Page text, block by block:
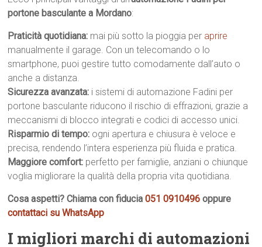
portone basculante a Mordano:
Praticità quotidiana: mai più sotto la pioggia per aprire
manualmente il garage. Con un telecomando o lo
smartphone, puoi gestire tutto comodamente dall’auto o
anche a distanza.
Sicurezza avanzata: i sistemi di automazione Fadini per
portone basculante riducono il rischio di effrazioni, grazie a
meccanismi di blocco integrati e codici di accesso unici.
Risparmio di tempo: ogni apertura e chiusura è veloce e
precisa, rendendo l’intera esperienza più fluida e pratica.
Maggiore comfort: perfetto per famiglie, anziani o chiunque
voglia migliorare la qualità della propria vita quotidiana.
Cosa aspetti? Chiama con fiducia051 0910496 oppure
contattaci su WhatsApp
I migliori marchi di automazioni